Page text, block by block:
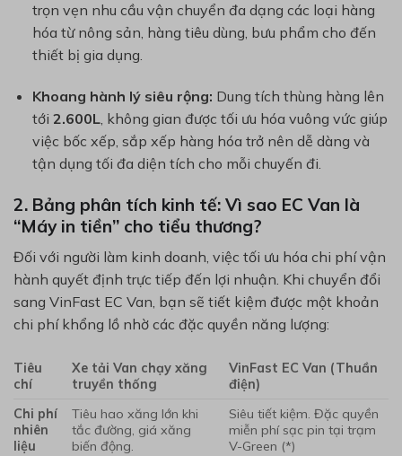
trọn vẹn nhu cầu vận chuyển đa dạng các loại hàng
hóa từ nông sản, hàng tiêu dùng, bưu phẩm cho đến
thiết bị gia dụng.
Khoang hành lý siêu rộng: Dung tích thùng hàng lên
tới 2.600L, không gian được tối ưu hóa vuông vức giúp
việc bốc xếp, sắp xếp hàng hóa trở nên dễ dàng và
tận dụng tối đa diện tích cho mỗi chuyến đi.
2. Bảng phân tích kinh tế: Vì sao EC Van là
“Máy in tiền” cho tiểu thương?
Đối với người làm kinh doanh, việc tối ưu hóa chi phí vận
hành quyết định trực tiếp đến lợi nhuận. Khi chuyển đổi
sang VinFast EC Van, bạn sẽ tiết kiệm được một khoản
chi phí khổng lồ nhờ các đặc quyền năng lượng:
Tiêu
chí
Xe tải Van chạy xăng
truyền thống
VinFast EC Van (Thuần
điện)
Chi phí
nhiên
liệu
Tiêu hao xăng lớn khi
tắc đường, giá xăng
biến động.
Siêu tiết kiệm. Đặc quyền
miễn phí sạc pin tại trạm
V-Green (*)